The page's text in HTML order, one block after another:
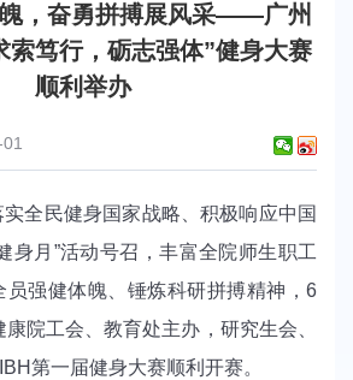
，奋勇拼搏展风采——广州
索笃行，砺志强体”健身大赛
顺利举办
民健身国家战略、积极响应中国
身月”活动号召，丰富全院师生职工
员强健体魄、锤炼科研拼搏精神，6
院工会、教育处主办，研究生会、
第一届健身大赛顺利开赛。